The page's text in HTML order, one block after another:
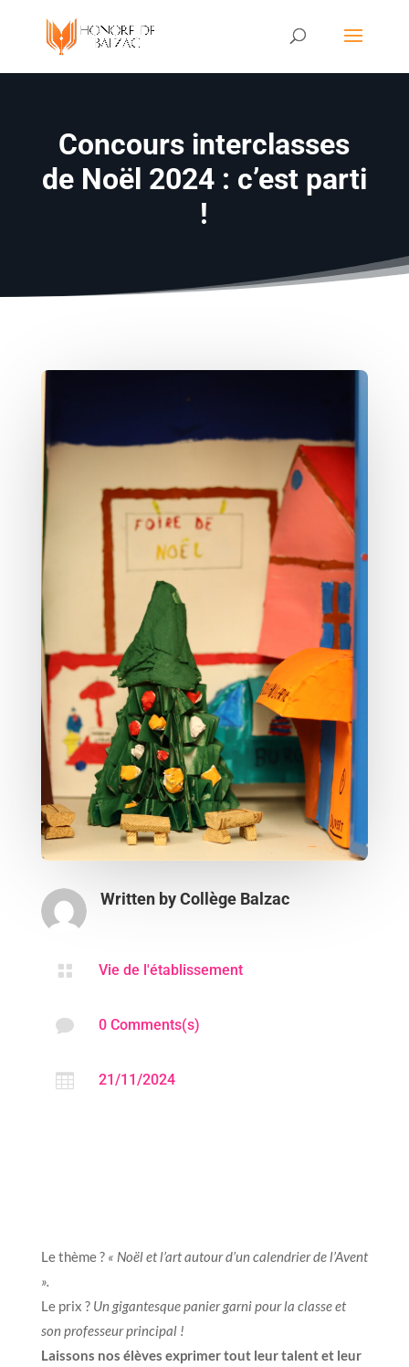
Concours interclasses
de Noël 2024 : c’est parti
!
Written byCollège Balzac
 Vie de l'établissement
 0 Comments(s)
 21/11/2024
Le thème ? « Noël et l’art autour d’un calendrier de l’Avent
».
Le prix ? Ungigantesquepanier garni pour la classe et
son professeur principal !
Laissons nos élèves exprimer tout leur talent et leur